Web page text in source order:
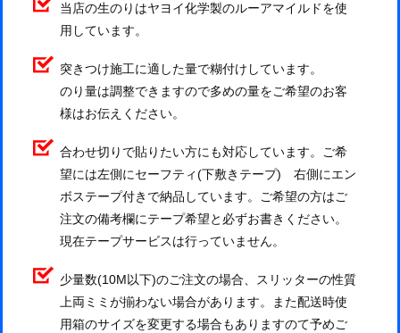
当店の生のりはヤヨイ化学製のルーアマイルドを使
用しています。
突きつけ施工に適した量で糊付けしています。
のり量は調整できますので多めの量をご希望のお客
様はお伝えください。
合わせ切りで貼りたい方にも対応しています。ご希
望には左側にセーフティ(下敷きテープ) 右側にエン
ボステープ付きで納品しています。ご希望の方はご
注文の備考欄にテープ希望と必ずお書きください。
現在テープサービスは行っていません。
少量数(10M以下)のご注文の場合、スリッターの性質
上両ミミが揃わない場合があります。また配送時使
用箱のサイズを変更する場合もありますのて予めご